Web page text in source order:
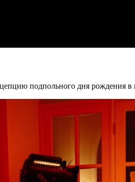
подпольного дня рождения в